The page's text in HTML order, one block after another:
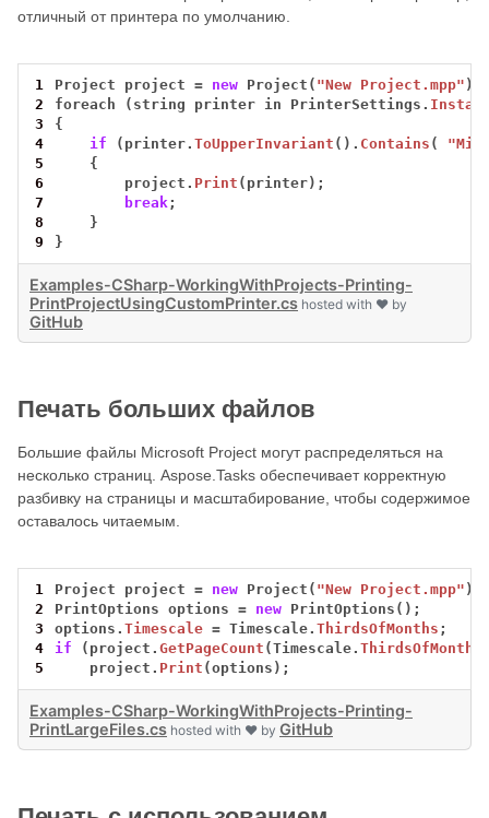
отличный от принтера по умолчанию.
1 Project project = new Project( "New Project.mpp" );
2
foreach (string printer in PrinterSettings.
3
{
4
if (printer.ToUpperInvariant (). Contains (
5
{
6
project. Print (printer);
7
break;
8
}
9
}
Examples-CSharp-WorkingWithProjects-Printing-
PrintProjectUsingCustomPrinter.cs hosted with ❤ by
GitHub
Печать больших файлов
Большие файлы Microsoft Project могут распределяться на
несколько страниц. Aspose.Tasks обеспечивает корректную
разбивку на страницы и масштабирование, чтобы содержимое
оставалось читаемым.
1 Project project = new Project( "New Project.mpp" );
2
PrintOptions options = new PrintOptions();
3
options.Timescale = Timescale.ThirdsOfMonths ;
4
if (project.GetPageCount (Timescale.ThirdsOfMonths
5
project. Print (options);
Examples-CSharp-WorkingWithProjects-Printing-
PrintLargeFiles.cs hosted with ❤ by GitHub